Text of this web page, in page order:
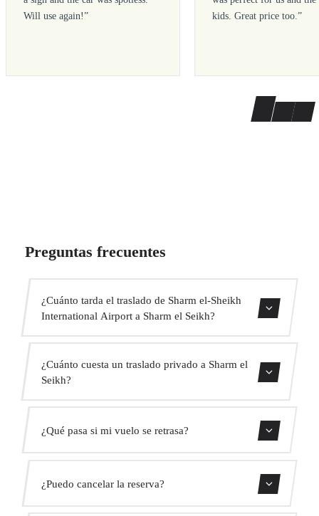
Will use again!”
kids. Great price too.”
Preguntas frecuentes
¿Cuánto tarda el traslado de Sharm el-Sheikh
International Airport a Sharm el Seikh?
¿Cuánto cuesta un traslado privado a Sharm el
Seikh?
Usa nuestro formulario de reserva para obtener un precio
fijo al instante. Sin cargos ocultos.
¿Qué pasa si mi vuelo se retrasa?
conductor ajustará automáticamente la hora de recogida
sin coste adicional.
¿Puedo cancelar la reserva?